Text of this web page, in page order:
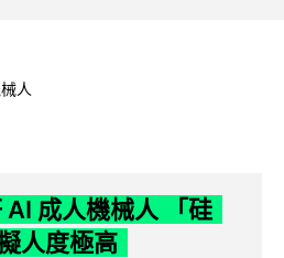
人
成人機械人 「硅
人度極高